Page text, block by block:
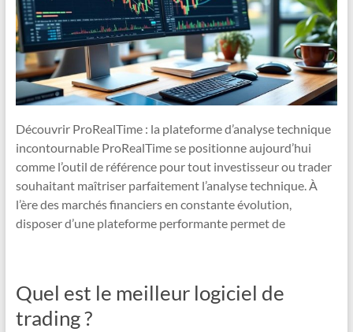
Découvrir ProRealTime : la plateforme d’analyse technique
incontournable ProRealTime se positionne aujourd’hui
comme l’outil de référence pour tout investisseur ou trader
souhaitant maîtriser parfaitement l’analyse technique. À
l’ère des marchés financiers en constante évolution,
disposer d’une plateforme performante permet de
Quel est le meilleur logiciel de
trading ?